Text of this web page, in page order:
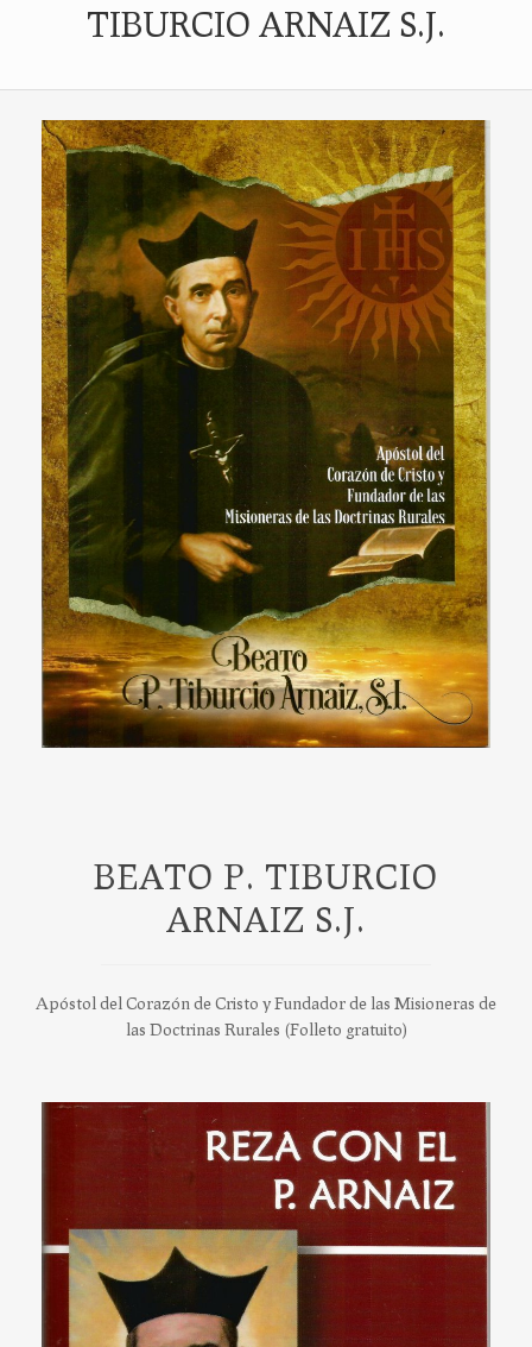
TIBURCIO ARNAIZ S.J.
BEATO P. TIBURCIO
ARNAIZ S.J.
Apóstol del Corazón de Cristo y Fundador de las Misioneras de
las Doctrinas Rurales (Folleto gratuito)